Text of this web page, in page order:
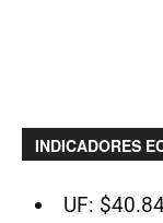
INDICADORES
UF: